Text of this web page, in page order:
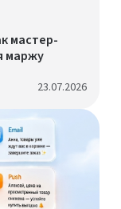
мастер-
маржу
23.07.2026